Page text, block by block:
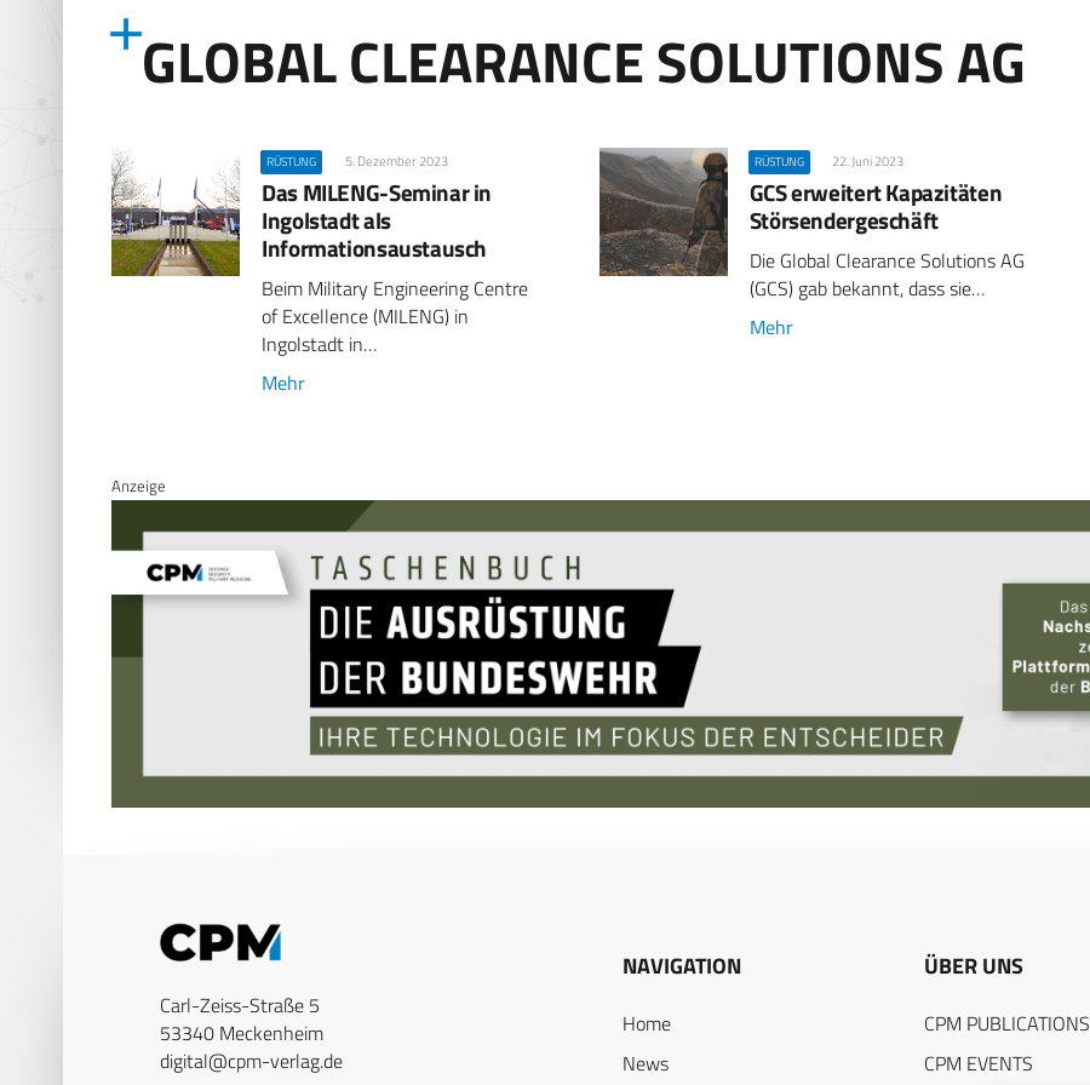
GLOBAL CLEARANCE SOLUTIONS AG
RÜSTUNG 5. Dezember 2023
Das MILENG-Seminar in
Ingolstadt als
Informationsaustausch
Beim Military Engineering Centre
of Excellence (MILENG) in
Ingolstadt in…
Mehr
RÜSTUNG 22. Juni 2023
GCS erweitert Kapazitäten
Störsendergeschäft
Die Global Clearance Solutions AG
(GCS) gab bekannt, dass sie…
Mehr
Anzeige
Carl-Zeiss-Straße 5
53340 Meckenheim
digital@cpm-verlag.de
NAVIGATION
Home
News
ÜBER UNS
CPM PUBLICATIONS
CPM EVENTS